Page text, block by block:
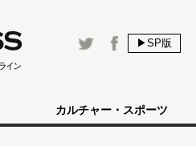
▶SP版
カルチャー・スポーツ